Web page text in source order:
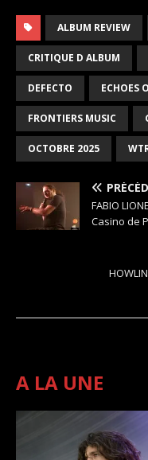
ALBUM REVIEW
CRITIQUE D ALBUM
DEFECTO ECHOES
FRONTIERS MUSIC
OCTOBRE 2025
FABIO
Casino de
A LA UNE